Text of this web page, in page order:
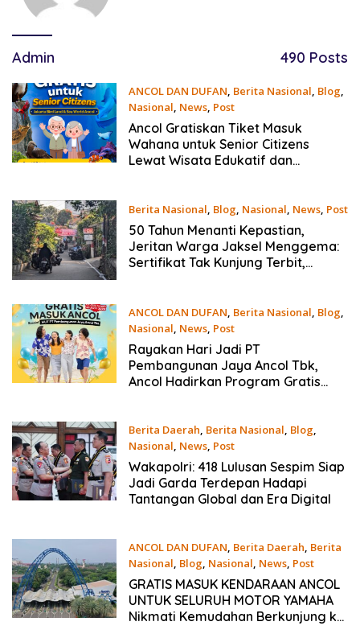
Admin 490 Posts
ANCOL DAN DUFAN, Berita Nasional, Blog,
Nasional, News, Post
July 15, 2026
Ancol Gratiskan Tiket Masuk
Wahana untuk Senior Citizens
Lewat Wisata Edukatif dan
Berita Nasional, Blog, Nasional, News, Post
July 8, 2026
50 Tahun Menanti Kepastian,
Jeritan Warga Jaksel Menggema:
Sertifikat Tak Kunjung Terbit,
ANCOL DAN DUFAN, Berita Nasional, Blog,
Nasional, News, Post
July 7, 2026
Rayakan Hari Jadi PT
Pembangunan Jaya Ancol Tbk,
Ancol Hadirkan Program Gratis
Berita Daerah, Berita Nasional, Blog,
Nasional, News, Post
July 3, 2026
Wakapolri: 418 Lulusan Sespim Siap
Jadi Garda Terdepan Hadapi
Tantangan Global dan Era Digital
ANCOL DAN DUFAN, Berita Daerah, Berita
Nasional, Blog, Nasional, News, Post
July 3, 2026
GRATIS MASUK KENDARAAN ANCOL
UNTUK SELURUH MOTOR YAMAHA
Nikmati Kemudahan Berkunjung ke